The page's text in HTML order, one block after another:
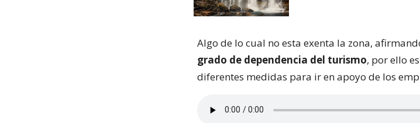
Algo de lo cual no esta exenta la zona,
grado de dependencia del turismo, por ello
diferentes medidas para ir en apoyo de los